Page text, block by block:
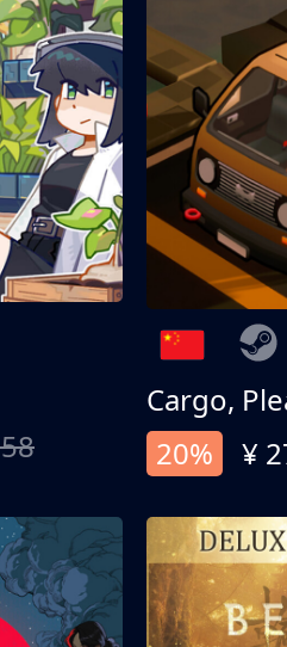
Cargo,
20%
¥